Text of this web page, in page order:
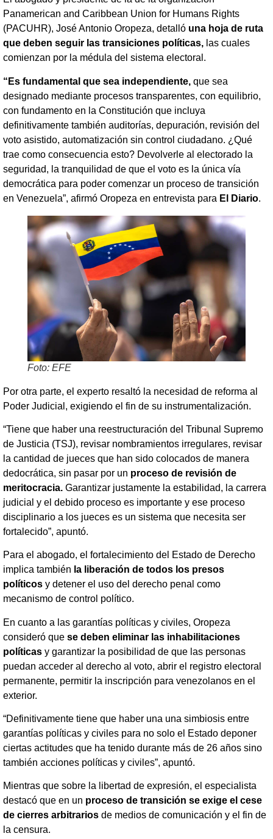
Panamerican and Caribbean Union for Humans Rights
(PACUHR), José Antonio Oropeza, detalló una hoja de ruta
que deben seguir las transiciones políticas, las cuales
comienzan por la médula del sistema electoral.
“Es fundamental que sea independiente, que sea
designado mediante procesos transparentes, con equilibrio,
con fundamento en la Constitución que incluya
definitivamente también auditorías, depuración, revisión del
voto asistido, automatización sin control ciudadano. ¿Qué
trae como consecuencia esto? Devolverle al electorado la
seguridad, la tranquilidad de que el voto es la única vía
democrática para poder comenzar un proceso de transición
en Venezuela”, afirmó Oropeza en entrevista para El Diario.
Foto: EFE
Por otra parte, el experto resaltó la necesidad de reforma al
Poder Judicial, exigiendo el fin de su instrumentalización.
“Tiene que haber una reestructuración del Tribunal Supremo
de Justicia (TSJ), revisar nombramientos irregulares, revisar
la cantidad de jueces que han sido colocados de manera
dedocrática, sin pasar por un proceso de revisión de
meritocracia. Garantizar justamente la estabilidad, la carrera
judicial y el debido proceso es importante y ese proceso
disciplinario a los jueces es un sistema que necesita ser
fortalecido”, apuntó.
Para el abogado, el fortalecimiento del Estado de Derecho
implica también la liberación de todos los presos
políticos y detener el uso del derecho penal como
mecanismo de control político.
En cuanto a las garantías políticas y civiles, Oropeza
consideró que se deben eliminar las inhabilitaciones
políticas y garantizar la posibilidad de que las personas
puedan acceder al derecho al voto, abrir el registro electoral
permanente, permitir la inscripción para venezolanos en el
exterior.
“Definitivamente tiene que haber una una simbiosis entre
garantías políticas y civiles para no solo el Estado deponer
ciertas actitudes que ha tenido durante más de 26 años sino
también acciones políticas y civiles”, apuntó.
Mientras que sobre la libertad de expresión, el especialista
destacó que en un proceso de transición se exige el cese
de cierres arbitrarios de medios de comunicación y el fin de
la censura.